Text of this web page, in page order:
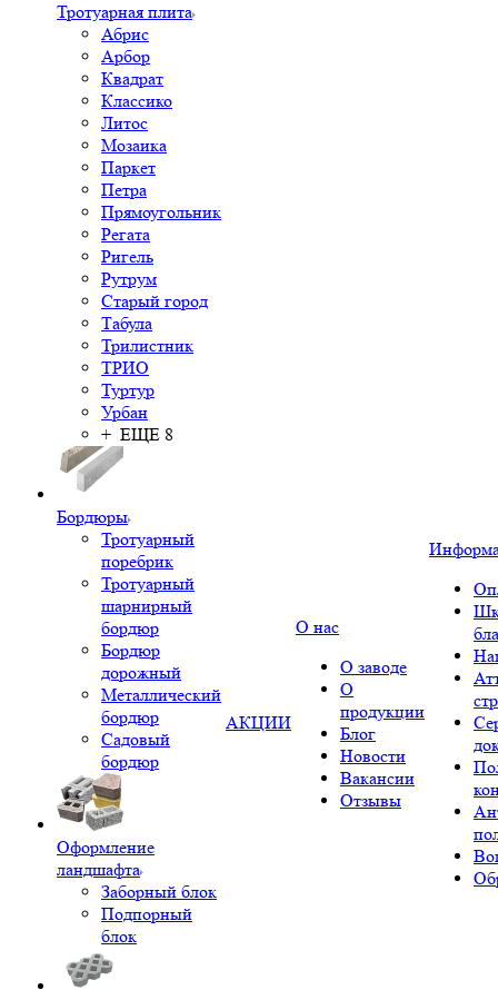
Тротуарная плита
Абрис
Арбор
Квадрат
Классико
Литос
Мозаика
Паркет
Петра
Прямоугольник
Регата
Ригель
Рутрум
Старый город
Табула
Трилистник
ТРИО
Туртур
Урбан
+ ЕЩЕ 8
Бордюры
Тротуарный
поребрик
Тротуарный
шарнирный
бордюр
Бордюр
дорожный
Металлический
бордюр
Садовый
бордюр
Оформление
ландшафта
Заборный блок
Подпорный
блок
АКЦИИ
О нас
О заводе
О
продукции
Блог
Новости
Вакансии
Отзывы